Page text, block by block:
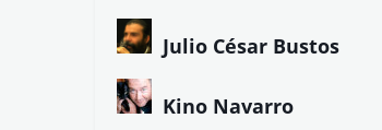
Julio César Bustos
Kino Navarro